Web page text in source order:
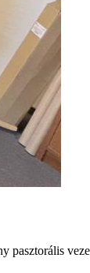
pasztorális